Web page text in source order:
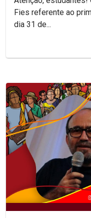
Fies referente ao
dia 31 de...